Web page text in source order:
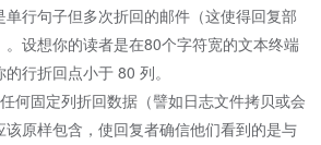
行句子但多次折回的邮件（这使得回复部
。设想你的读者是在80个字符宽的文本终端
行折回点小于 80 列。
何固定列折回数据（譬如日志文件拷贝或会
该原样包含，使回复者确信他们看到的是与